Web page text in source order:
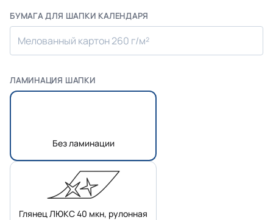
БУМАГА ДЛЯ ШАПКИ КАЛЕНДАРЯ
Мелованный картон 260 г/м²
ЛАМИНАЦИЯ ШАПКИ
Без ламинации
Глянец ЛЮКС 40 мкн, рулонная